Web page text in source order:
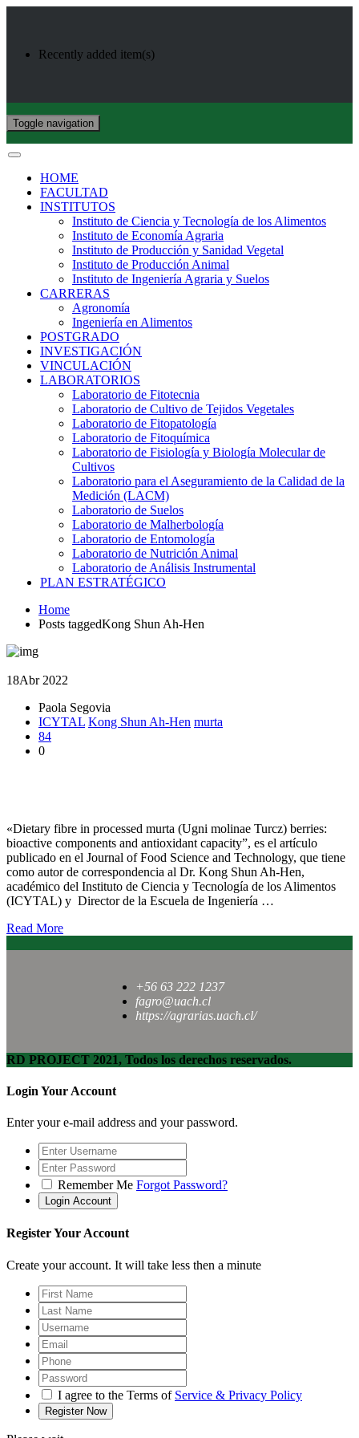
Recently added item(s)
Toggle navigation
HOME
FACULTAD
INSTITUTOS
Instituto de Ciencia y Tecnología de los Alimentos
Instituto de Economía Agraria
Instituto de Producción y Sanidad Vegetal
Instituto de Producción Animal
Instituto de Ingeniería Agraria y Suelos
CARRERAS
Agronomía
Ingeniería en Alimentos
POSTGRADO
INVESTIGACIÓN
VINCULACIÓN
LABORATORIOS
Laboratorio de Fitotecnia
Laboratorio de Cultivo de Tejidos Vegetales
Laboratorio de Fitopatología
Laboratorio de Fitoquímica
Laboratorio de Fisiología y Biología Molecular de
Cultivos
Laboratorio para el Aseguramiento de la Calidad de la
Medición (LACM)
Laboratorio de Suelos
Laboratorio de Malherbología
Laboratorio de Entomología
Laboratorio de Nutrición Animal
Laboratorio de Análisis Instrumental
PLAN ESTRATÉGICO
Home
Posts taggedKong Shun Ah-Hen
18Abr 2022
Paola Segovia
ICYTAL Kong Shun Ah-Hen murta
84
0
«Dietary fibre in processed murta (Ugni molinae Turcz) berries:
bioactive components and antioxidant capacity”, es el artículo
publicado en el Journal of Food Science and Technology, que tiene
como autor de correspondencia al Dr. Kong Shun Ah-Hen,
académico del Instituto de Ciencia y Tecnología de los Alimentos
(ICYTAL) y Director de la Escuela de Ingeniería …
Read More
+56 63 222 1237
fagro@uach.cl
https://agrarias.uach.cl/
RD PROJECT 2021, Todos los derechos reservados.
Login Your Account
Enter your e-mail address and your password.
Remember Me Forgot Password?
Register Your Account
Create your account. It will take less then a minute
I agree to the Terms of Service & Privacy Policy